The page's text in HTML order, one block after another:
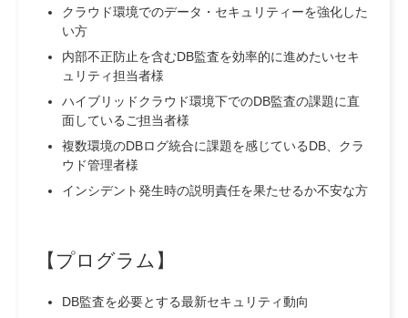
クラウド環境でのデータ・セキュリティーを強化した
い方
内部不正防止を含むDB監査を効率的に進めたいセキ
ュリティ担当者様
ハイブリッドクラウド環境下でのDB監査の課題に直
面しているご担当者様
複数環境のDBログ統合に課題を感じているDB、クラ
ウド管理者様
インシデント発生時の説明責任を果たせるか不安な方
【プログラム】
DB監査を必要とする最新セキュリティ動向